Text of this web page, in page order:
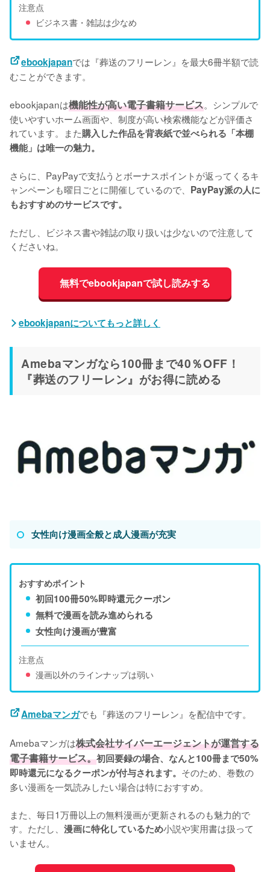
注意点
ビジネス書・雑誌は少なめ
ebookjapanでは『葬送のフリーレン』を最大6冊半額で読
むことができます。
ebookjapanは機能性が高い電子書籍サービス。シンプルで
使いやすいホーム画面や、制度が高い検索機能などが評価さ
れています。また購入した作品を背表紙で並べられる「本棚
機能」は唯一の魅力。
さらに、PayPayで支払うとボーナスポイントが返ってくるキ
ャンペーンも曜日ごとに開催しているので、 PayPay派の人に
もおすすめのサービスです。
ただし、ビジネス書や雑誌の取り扱いは少ないので注意して
くださいね。
無料でebookjapanで試し読みする
ebookjapanについてもっと詳しく
Amebaマンガなら100冊まで40％OFF！
『葬送のフリーレン』がお得に読める
女性向け漫画全般と成人漫画が充実
おすすめポイント
初回100冊50%即時還元クーポン
無料で漫画を読み進められる
女性向け漫画が豊富
注意点
漫画以外のラインナップは弱い
Amebaマンガでも『葬送のフリーレン』を配信中です。
Amebaマンガは株式会社サイバーエージェントが運営する
電子書籍サービス。初回要録の場合、なんと100冊まで50%
即時還元になるクーポンが付与されます。 そのため、巻数の
多い漫画を一気読みしたい場合は特におすすめ。
また、毎日1万冊以上の無料漫画が更新されるのも魅力的で
す。ただし、 漫画に特化しているため小説や実用書は扱って
いません。